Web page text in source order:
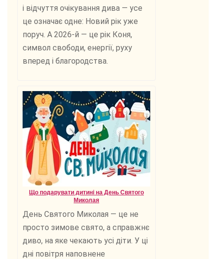
і відчуття очікування дива — усе
це означає одне: Новий рік уже
поруч. А 2026-й — це рік Коня,
символ свободи, енергії, руху
вперед і благородства.
Що подарувати дитині на День Святого
Миколая
День Святого Миколая — це не
просто зимове свято, а справжнє
диво, на яке чекають усі діти. У ці
дні повітря наповнене